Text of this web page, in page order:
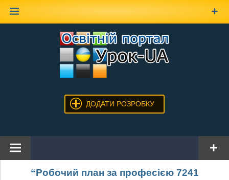
ДОДАТИ РОЗРОБКУ
“Робочий план за професією 7241